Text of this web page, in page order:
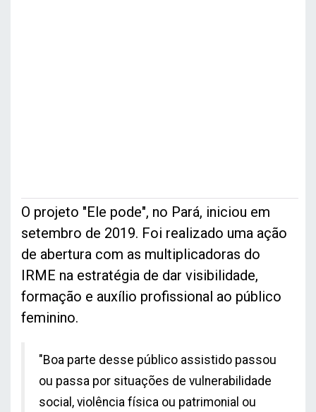
O projeto "Ele pode", no Pará, iniciou em
setembro de 2019. Foi realizado uma ação
de abertura com as multiplicadoras do
IRME na estratégia de dar visibilidade,
formação e auxílio profissional ao público
feminino.
"Boa parte desse público assistido passou
ou passa por situações de vulnerabilidade
social, violência física ou patrimonial ou